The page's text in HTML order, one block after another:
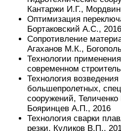
Кантаржи И.Г.,
Оптимизация
Бортаковский А.С., 2016
Сопротивление
Агаханов М.К.,
Технологии
современном
Технология
большепролетных,
сооружений,
Бояринцев А.П., 2016
Технология сварки
резки, Куликов В.П.,